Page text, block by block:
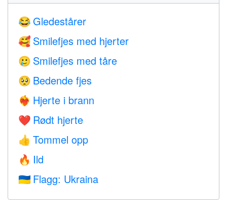
😂 Gledestårer
🥰 Smilefjes med hjerter
🥲 Smilefjes med tåre
🥺 Bedende fjes
❤️‍🔥 Hjerte i brann
❤️ Rødt hjerte
👍 Tommel opp
🔥 Ild
🇺🇦 Flagg: Ukraina